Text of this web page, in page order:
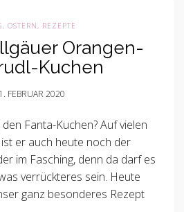
, OSTERN, REZEPTE
Orangen-
Kuchen
FEBRUAR 2020
Fanta-Kuchen? Auf vielen
er auch heute noch der
im Fasching, denn da darf es
verrückteres sein. Heute
ganz besonderes Rezept